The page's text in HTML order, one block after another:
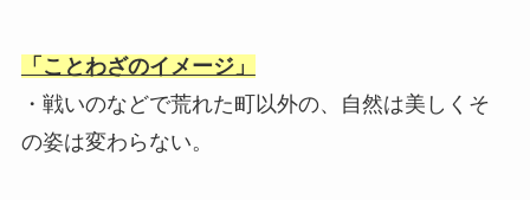
「ことわざのイメージ」
・戦いのなどで荒れた町以外の、自然は美しくそ
の姿は変わらない。